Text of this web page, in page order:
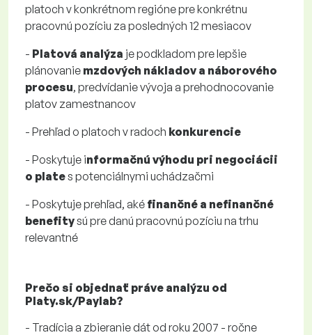
platoch v konkrétnom regióne pre konkrétnu
pracovnú pozíciu za posledných 12 mesiacov
- Platová analýza je podkladom pre lepšie
plánovanie mzdových nákladov a náborového
procesu, predvídanie vývoja a prehodnocovanie
platov zamestnancov
- Prehľad o platoch v radoch konkurencie
- Poskytuje informačnú výhodu pri negociácii
o plates potenciálnymi uchádzačmi
- Poskytuje prehľad, aké finančné a nefinančné
benefitysú pre danú pracovnú pozíciu na trhu
relevantné
Prečo si objednať práve analýzu od
Platy.sk/Paylab?
- Tradícia a zbieranie dát od roku 2007 - ročne